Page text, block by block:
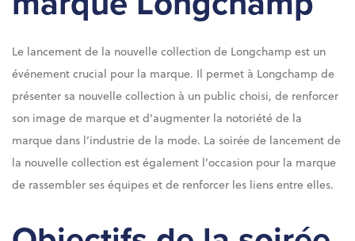
Le lancement de la nouvelle collection de Longchamp est un
événement crucial pour la marque. Il permet à Longchamp de
présenter sa nouvelle collection à un public choisi, de renforcer
son image de marque et d’augmenter la notoriété de la
marque dans l’industrie de la mode. La soirée de lancement de
la nouvelle collection est également l’occasion pour la marque
de rassembler ses équipes et de renforcer les liens entre elles.